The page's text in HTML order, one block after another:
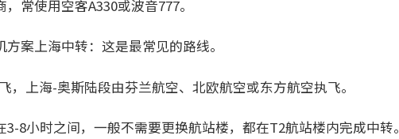
常使用空客A330或波音777。
案上海中转：这是最常见的路线。
，上海-奥斯陆段由芬兰航空、北欧航空或东方航空执飞。
8小时之间，一般不需要更换航站楼，都在T2航站楼内完成中转。